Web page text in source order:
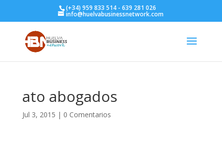
(+34) 959 833 514 - 639 281 026
info@huelvabusinessnetwork.com
ato abogados
Jul 3, 2015 | 0 Comentarios